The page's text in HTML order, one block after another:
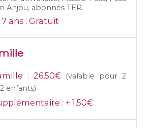
Anjou, abonnés TER.
ans : Gratuit
: 26,50€
(valable pour 2
enfants)
: + 1,50€